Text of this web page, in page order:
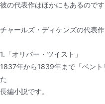
彼の代表作はほかにもあるのです
チャールズ・ディケンズの代表
1.「オリバー・ツイスト」
1837年から1839年まで「ベン
た
長編小説です。